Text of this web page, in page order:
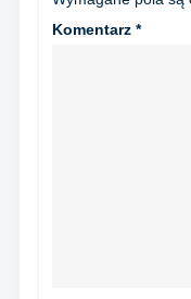
Komentarz *